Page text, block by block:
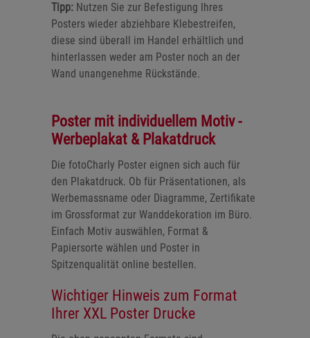
Tipp: Nutzen Sie zur Befestigung Ihres
Posters wieder abziehbare Klebestreifen,
diese sind überall im Handel erhältlich und
hinterlassen weder am Poster noch an der
Wand unangenehme Rückstände.
Poster mit individuellem Motiv -
Werbeplakat & Plakatdruck
Die fotoCharly Poster eignen sich auch für
den Plakatdruck. Ob für Präsentationen, als
Werbemassname oder Diagramme, Zertifikate
im Grossformat zur Wanddekoration im Büro.
Einfach Motiv auswählen, Format &
Papiersorte wählen und Poster in
Spitzenqualität online bestellen.
Wichtiger Hinweis zum Format
Ihrer XXL Poster Drucke